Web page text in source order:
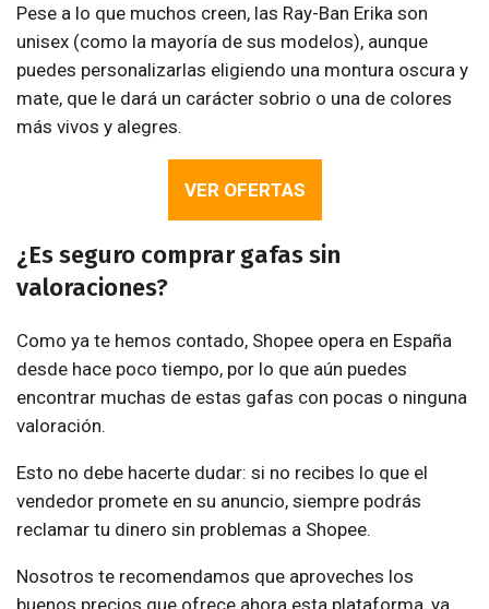
Pese a lo que muchos creen, las Ray-Ban Erika son
unisex (como la mayoría de sus modelos), aunque
puedes personalizarlas eligiendo una montura oscura y
mate, que le dará un carácter sobrio o una de colores
más vivos y alegres.
VER OFERTAS
¿Es seguro comprar gafas sin
valoraciones?
Como ya te hemos contado, Shopee opera en España
desde hace poco tiempo, por lo que aún puedes
encontrar muchas de estas gafas con pocas o ninguna
valoración.
Esto no debe hacerte dudar: si no recibes lo que el
vendedor promete en su anuncio, siempre podrás
reclamar tu dinero sin problemas a Shopee.
Nosotros te recomendamos que aproveches los
buenos precios que ofrece ahora esta plataforma, ya